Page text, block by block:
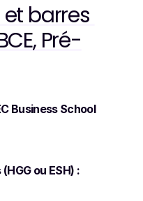
barres
Pré-
Business School
ou ESH) :